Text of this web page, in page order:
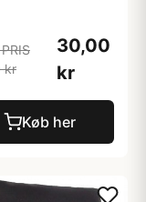
kr
30,00
kr
Køb her